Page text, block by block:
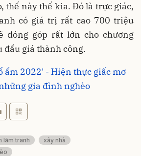
thế này thế kia. Đó là trực giác,
có giá trị rất cao 700 triệu
đóng góp rất lớn cho chương
giá thành công.
ấm 2022' - Hiện thực giấc mơ
gia đình nghèo
lãm tranh
xây nhà